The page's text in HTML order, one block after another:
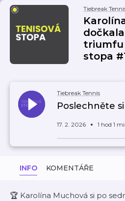
Tiebreak
triumfu
stopa
Tiebreak Tennis
Poslechněte
17. 2. 2026 1 hod 1
INFO KOMENTÁŘE
🏆 Karolína Muchová si po